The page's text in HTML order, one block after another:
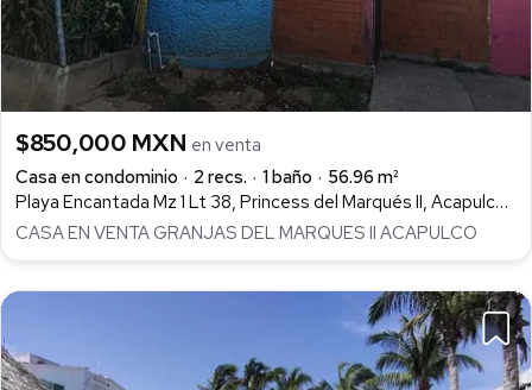
$850,000 MXN en venta
Casa en condominio
2 recs. 1 baño
56.96 m²
Playa Encantada Mz 1 Lt 38, Princess del Marqués II, Acapulco de Juárez
CASA EN VENTA GRANJAS DEL MARQUES II ACAPULCO